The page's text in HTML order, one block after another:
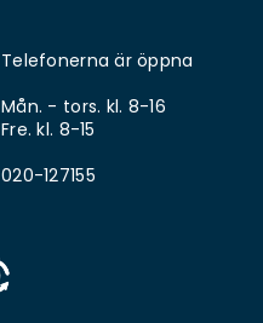
Telefonerna är öppna
Mån. - tors. kl. 8-16
Fre. kl. 8-15
020-127155